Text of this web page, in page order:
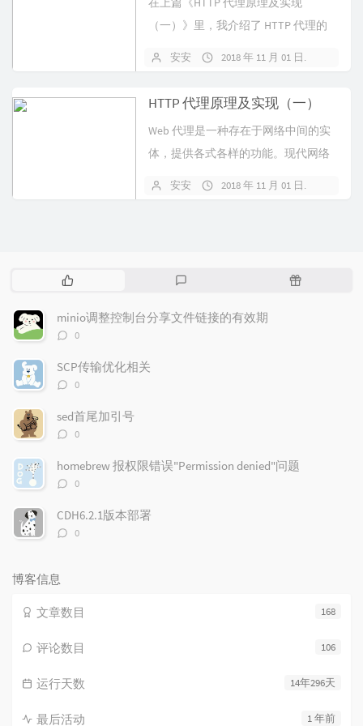
（一）》里，我介绍了 HTTP 代理的
安安 2018 年 11 月 01 日
HTTP 代理原理及实现（一）
Web 代理是一种存在于网络中间的实
体，提供各式各样的功能。现代网络
安安 2018 年 11 月 01 日
热
文
章
评
随
minio调整控制台分享文件链接的有效期
评
数：
0
SCP传输优化相关
评
数：
0
sed首尾加引号
评
数：
0
homebrew 报权限错误"Permission denied"问题
评
数：
0
CDH6.2.1版本部署
评
0
博客信息
168
文章数目
106
评论数目
14年296天
运行天数
1 年前
最后活动